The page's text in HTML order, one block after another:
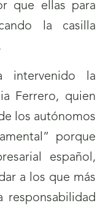
que ellas para
la casilla
intervenido la
Ferrero, quien
los autónomos
porque
español,
a los que más
responsabilidad